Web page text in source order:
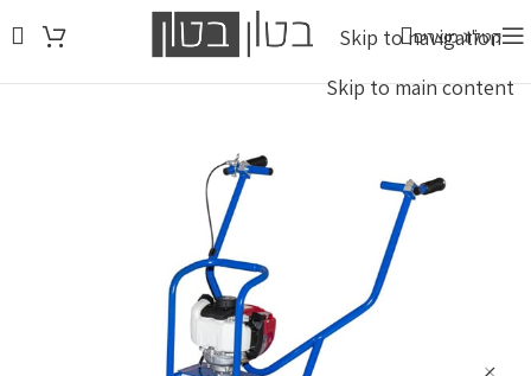
Skip to navigation
Skip to main content
משלוח חבילות מדלת לדלת 2-4 ימי עסקים - 70-120 ש``ח לחבילה עד 23 ק``ג
קטלוג מוצרים